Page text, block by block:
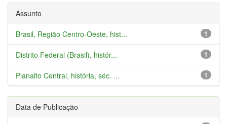
Assunto
1
Brasil, Região Centro-Oeste, hist...
1
Distrito Federal (Brasil), histór...
1
Planalto Central, história, séc. ...
Data de Publicação